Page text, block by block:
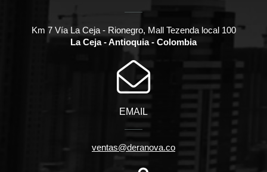
Km 7 Vía La Ceja - Rionegro, Mall Tezenda local 100
La Ceja - Antioquia - Colombia
EMAIL
ventas@deranova.co